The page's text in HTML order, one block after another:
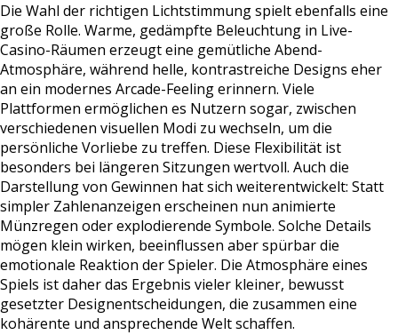
Die Wahl der richtigen Lichtstimmung spielt ebenfalls eine
große Rolle. Warme, gedämpfte Beleuchtung in Live-
Casino-Räumen erzeugt eine gemütliche Abend-
Atmosphäre, während helle, kontrastreiche Designs eher
an ein modernes Arcade-Feeling erinnern. Viele
Plattformen ermöglichen es Nutzern sogar, zwischen
verschiedenen visuellen Modi zu wechseln, um die
persönliche Vorliebe zu treffen. Diese Flexibilität ist
besonders bei längeren Sitzungen wertvoll. Auch die
Darstellung von Gewinnen hat sich weiterentwickelt: Statt
simpler Zahlenanzeigen erscheinen nun animierte
Münzregen oder explodierende Symbole. Solche Details
mögen klein wirken, beeinflussen aber spürbar die
emotionale Reaktion der Spieler. Die Atmosphäre eines
Spiels ist daher das Ergebnis vieler kleiner, bewusst
gesetzter Designentscheidungen, die zusammen eine
kohärente und ansprechende Welt schaffen.